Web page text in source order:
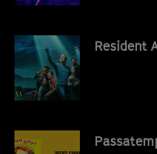
Resident